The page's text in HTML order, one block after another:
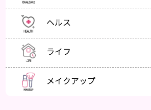
ヘルス
ライフ
メイクアップ